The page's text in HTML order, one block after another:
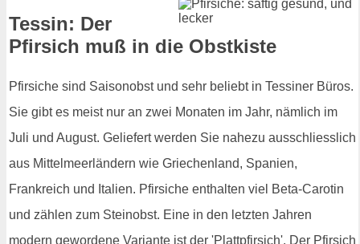
Tessin: Der
Pfirsich muß in die Obstkiste
Pfirsiche sind Saisonobst und sehr beliebt in Tessiner Büros.
Sie gibt es meist nur an zwei Monaten im Jahr, nämlich im
Juli und August. Geliefert werden Sie nahezu ausschliesslich
aus Mittelmeerländern wie Griechenland, Spanien,
Frankreich und Italien. Pfirsiche enthalten viel Beta-Carotin
und zählen zum Steinobst. Eine in den letzten Jahren
modern gewordene Variante ist der 'Plattpfirsich'. Der Pfirsich